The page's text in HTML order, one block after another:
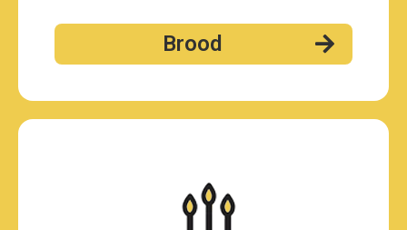
Brood